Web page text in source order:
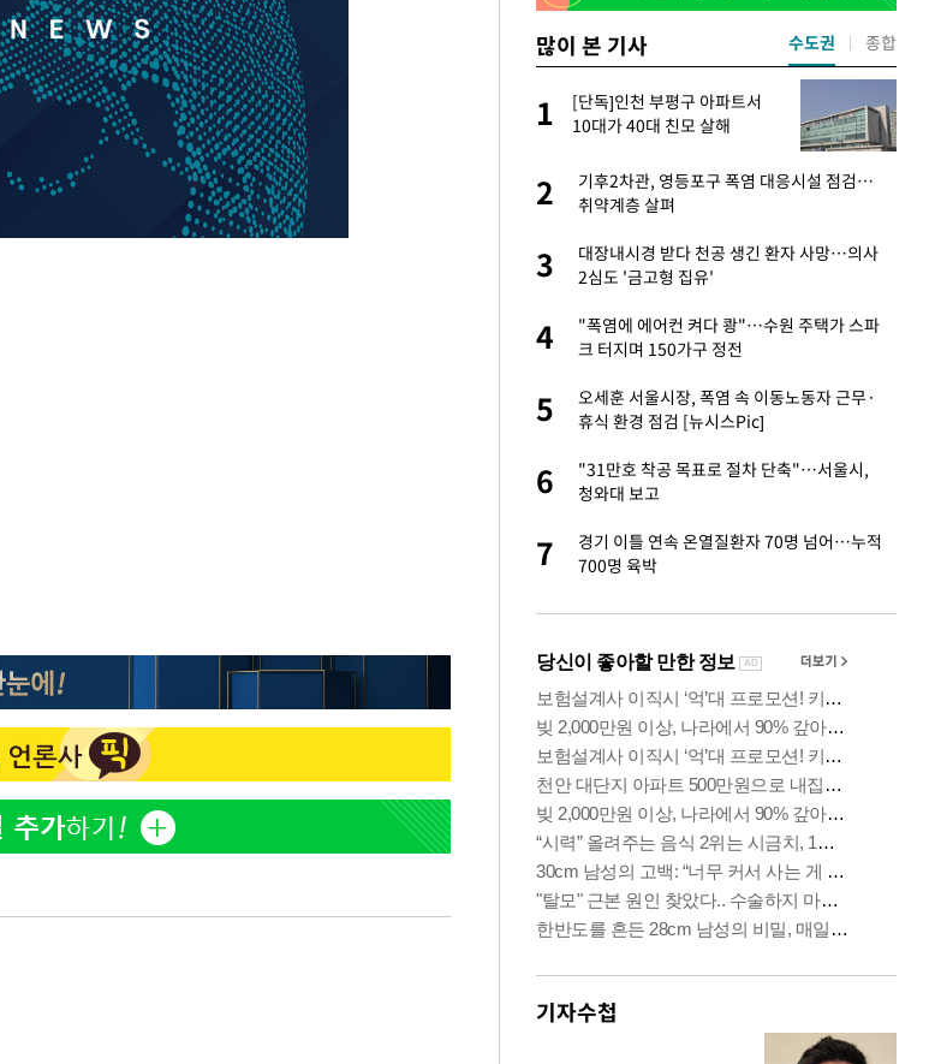
많이 본 기사
1
홍서범♥조갑경, 아들 불륜 사
과 후 근황…밝은 미소
2
외국인 심판 성 접대 7경기 들여다보니…한
국 축구 '5승 2무'
1
[단독]인천 부평구 아파트서
10대가 40대 친모 살해
2
기후2차관, 영등포구 폭염 대응시설 점검…
취약계층 살펴
3
대장내시경 받다 천공 생긴 환자 사망…의사
2심도 '금고형 집유'
4
"폭염에 에어컨 켜다 쾅"…수원 주택가 스파
크 터지며 150가구 정전
5
오세훈 서울시장, 폭염 속 이동노동자 근무·
휴식 환경 점검 [뉴시스Pic]
6
"31만호 착공 목표로 절차 단축"…서울시,
청와대 보고
7
경기 이틀 연속 온열질환자 70명 넘어…누적
700명 육박
수도권 종합
기자수첩